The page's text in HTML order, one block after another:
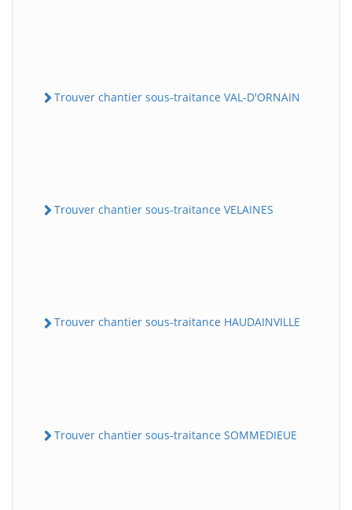
Trouver chantier sous-traitance VAL-D'ORNAIN
Trouver chantier sous-traitance VELAINES
Trouver chantier sous-traitance HAUDAINVILLE
Trouver chantier sous-traitance SOMMEDIEUE